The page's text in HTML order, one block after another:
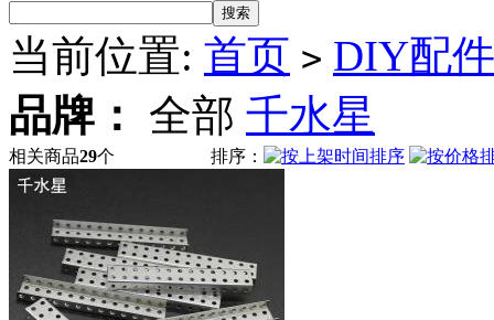
当前位置: 首页 > DIY配件
品牌：
全部 千水星
相关商品29个 排序：